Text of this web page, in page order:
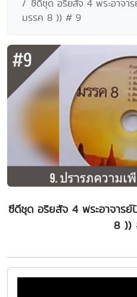
ซีดีชุด อริยสัจ 4 พระอาจ
มรรค 8 )) # 9
ซีดีชุด อริยสัจ 4 พระอาจา
8 ))